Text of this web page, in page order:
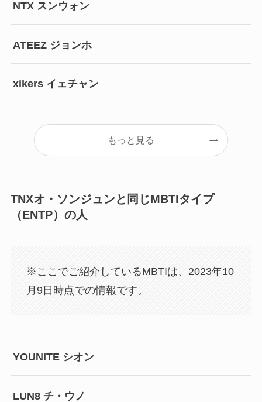
NTX スンウォン
ATEEZ ジョンホ
xikers イェチャン
もっと見る
TNXオ・ソンジュンと同じMBTIタイプ
（ENTP）の人
※ここでご紹介しているMBTIは、2023年10
月9日時点での情報です。
YOUNITE シオン
LUN8 チ・ウノ